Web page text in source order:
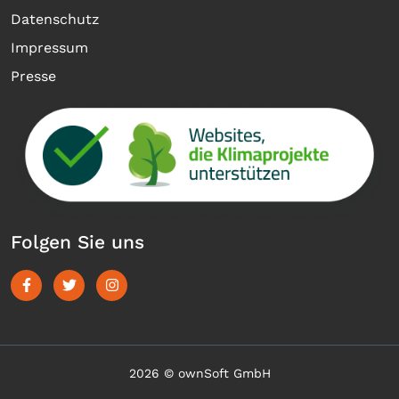
Datenschutz
Impressum
Presse
Folgen Sie uns
2026 © ownSoft GmbH